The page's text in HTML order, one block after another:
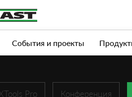
Истории успеха
События и проекты
Pro Конференция